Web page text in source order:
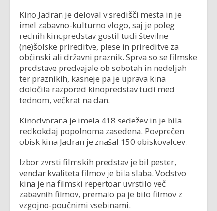
Kino Jadran je deloval v središči mesta in je
imel zabavno-kulturno vlogo, saj je poleg
rednih kinopredstav gostil tudi številne
(ne)šolske prireditve, plese in prireditve za
občinski ali državni praznik. Sprva so se filmske
predstave predvajale ob sobotah in nedeljah
ter praznikih, kasneje pa je uprava kina
določila razpored kinopredstav tudi med
tednom, večkrat na dan.
Kinodvorana je imela 418 sedežev in je bila
redkokdaj popolnoma zasedena. Povprečen
obisk kina Jadran je znašal 150 obiskovalcev.
Izbor zvrsti filmskih predstav je bil pester,
vendar kvaliteta filmov je bila slaba. Vodstvo
kina je na filmski repertoar uvrstilo več
zabavnih filmov, premalo pa je bilo filmov z
vzgojno-poučnimi vsebinami.